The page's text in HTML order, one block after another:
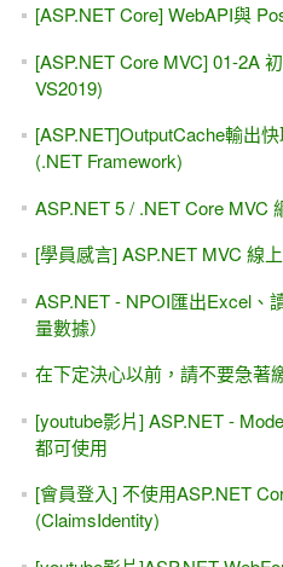
[ASP.NET Core] WebAPI與
[ASP.NET Core MVC] 01-2A
VS2019)
[ASP.NET]OutputCache輸出
(.NET Framework)
ASP.NET 5 / .NET Core MVC
[學員感言] ASP.NET MVC 線
ASP.NET - NPOI匯出Excel、
量數據）
在下定決心以前，請不要急著
[youtube影片] ASP.NET -
都可使用
[會員登入] 不使用ASP.NET
(ClaimsIdentity)